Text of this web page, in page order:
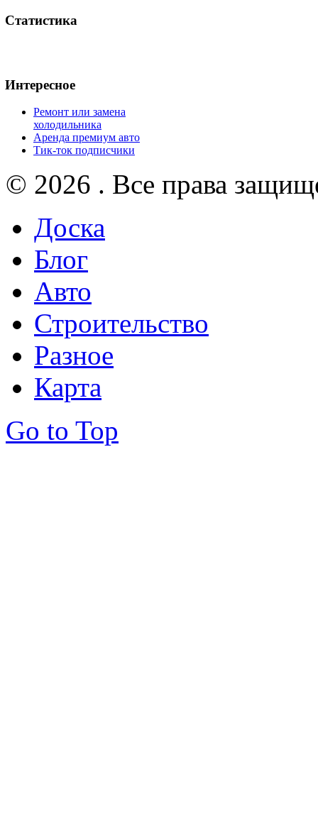
Статистика
Интересное
Ремонт или замена
холодильника
Аренда премиум авто
Тик-ток подписчики
© 2026 . Все права
Доска
Блог
Авто
Строительство
Разное
Карта
Go to Top